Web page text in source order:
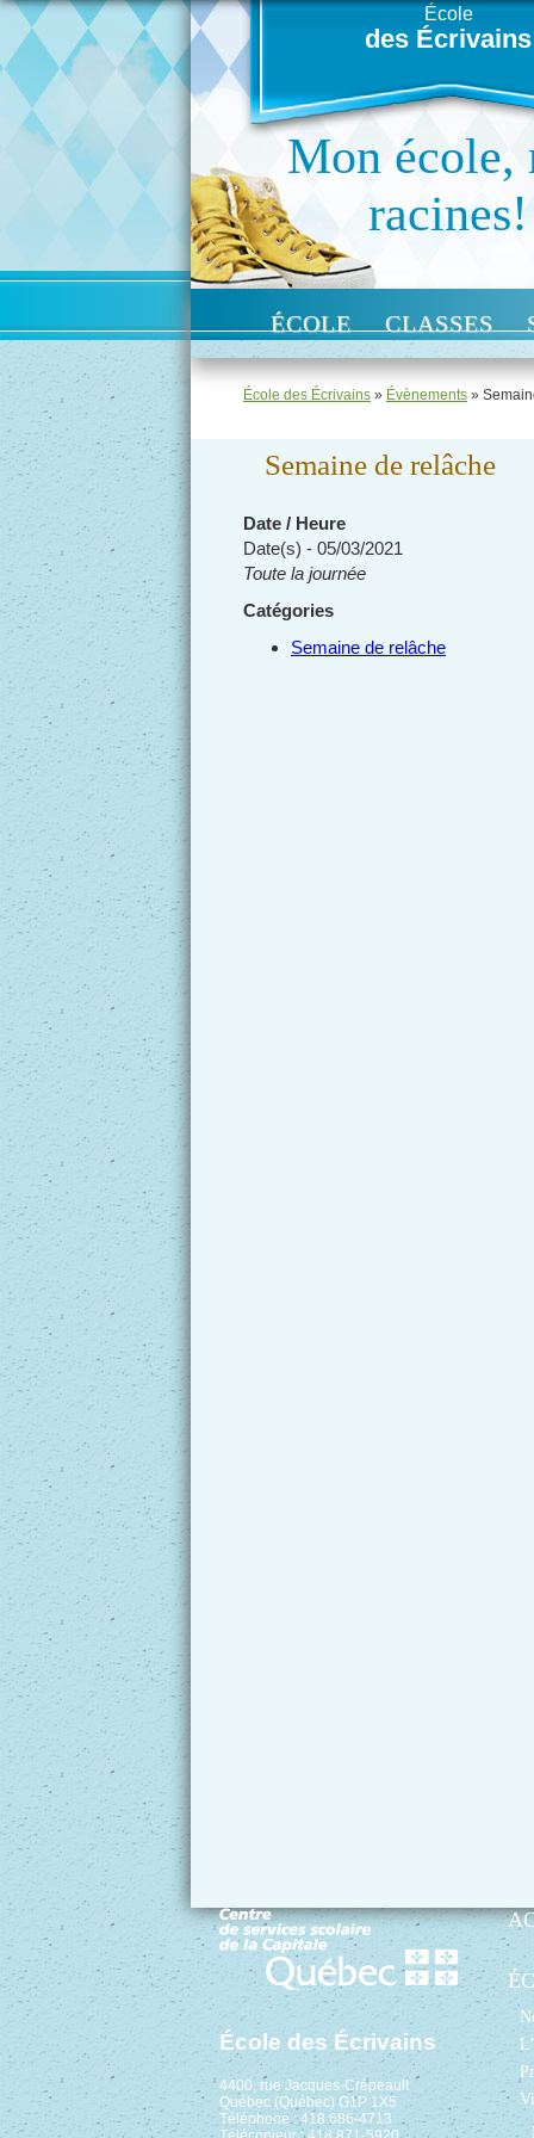
École
des Écrivains
Mon école,
racines!
ÉCOLE CLASSES
École des Écrivains » Évènements »
Semaine de relâche
Date / Heure
Date(s) - 05/03/2021
Toute la journée
Catégories
Semaine de relâche
École des Écrivains
4400, rue Jacques-Crépeault
Québec (Québec) G1P 1X5
Téléphone : 418 686-4713